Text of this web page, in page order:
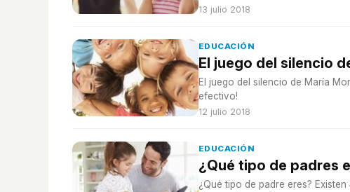
13 julio 2018
EDUCACIÓN
El juego del silencio
El juego del silencio de María
efectivo!
12 julio 2018
EDUCACIÓN
¿Qué tipo de padres
¿Qué tipo de padre eres?